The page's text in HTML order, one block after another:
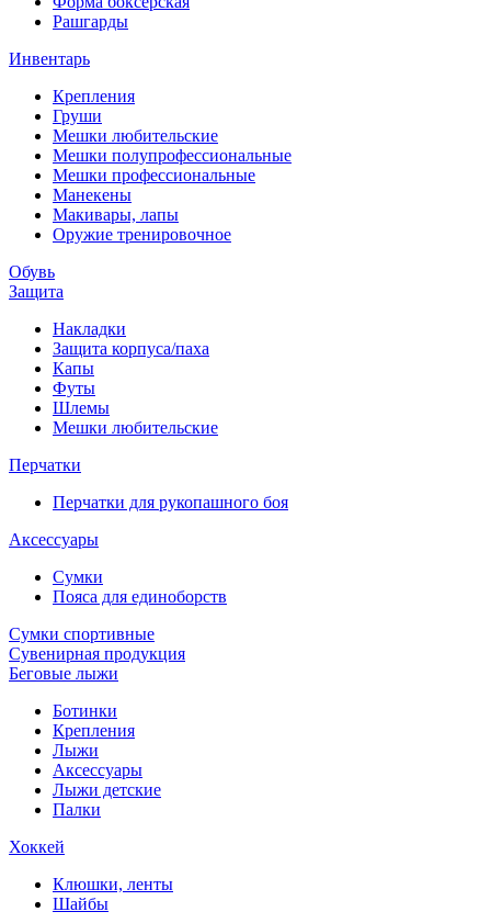
Рашгарды
Инвентарь
Крепления
Груши
Мешки любительские
Мешки полупрофессиональные
Мешки профессиональные
Манекены
Макивары, лапы
Оружие тренировочное
Обувь
Защита
Накладки
Защита корпуса/паха
Капы
Футы
Шлемы
Мешки любительские
Перчатки
Перчатки для рукопашного боя
Аксессуары
Сумки
Пояса для единоборств
Сумки спортивные
Сувенирная продукция
Беговые лыжи
Ботинки
Крепления
Лыжи
Аксессуары
Лыжи детские
Палки
Хоккей
Клюшки, ленты
Шайбы